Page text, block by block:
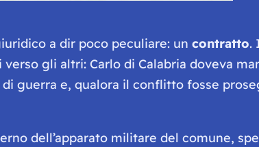
a dir poco peculiare: un contratto.
verso gli altri: Carlo di Calabria doveva
guerra e, qualora il conflitto fosse
dell’apparato militare del comune,